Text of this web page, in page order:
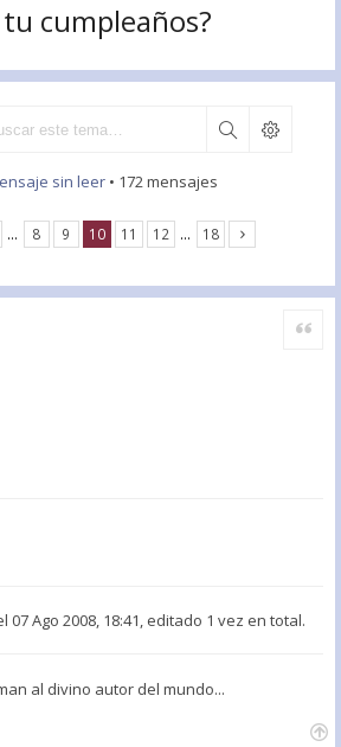
cumpleaños?
sin leer• 172 mensajes
… 8 9 10 11 12 … 18
Citar
07 Ago 2008, 18:41, editado 1 vez en total.
al divino autor del mundo...